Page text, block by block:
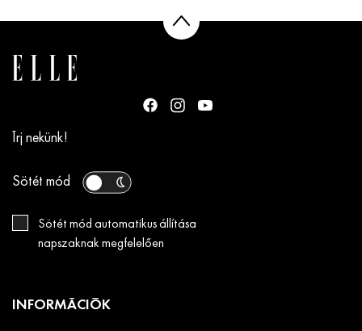
Írj nekünk!
Sötét mód
Sötét mód automatikus állítása
napszaknak megfelelően
INFORMÁCIÓK